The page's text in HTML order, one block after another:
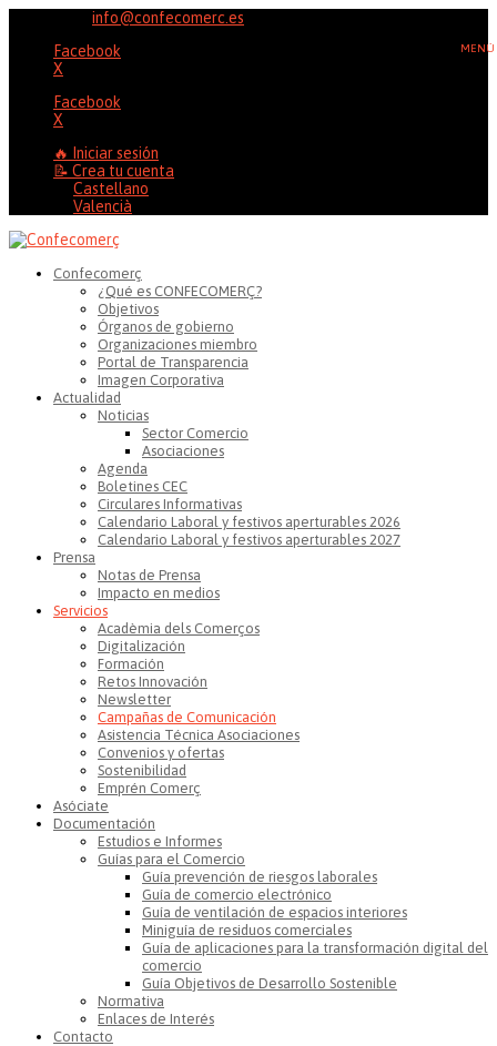
info@confecomerc.es
Facebook
X
Facebook
X
🔥 Iniciar sesión
📝 Crea tu cuenta
Castellano
Valencià
Confecomerç
¿Qué es CONFECOMERÇ?
Objetivos
Órganos de gobierno
Organizaciones miembro
Portal de Transparencia
Imagen Corporativa
Actualidad
Noticias
Sector Comercio
Asociaciones
Agenda
Boletines CEC
Circulares Informativas
Calendario Laboral y festivos aperturables 2026
Calendario Laboral y festivos aperturables 2027
Prensa
Notas de Prensa
Impacto en medios
Servicios
Acadèmia dels Comerços
Digitalización
Formación
Retos Innovación
Newsletter
Campañas de Comunicación
Asistencia Técnica Asociaciones
Convenios y ofertas
Sostenibilidad
Emprén Comerç
Asóciate
Documentación
Estudios e Informes
Guías para el Comercio
Guía prevención de riesgos laborales
Guía de comercio electrónico
Guía de ventilación de espacios interiores
Miniguía de residuos comerciales
Guía de aplicaciones para la transformación digital del
comercio
Guía Objetivos de Desarrollo Sostenible
Normativa
Enlaces de Interés
Contacto